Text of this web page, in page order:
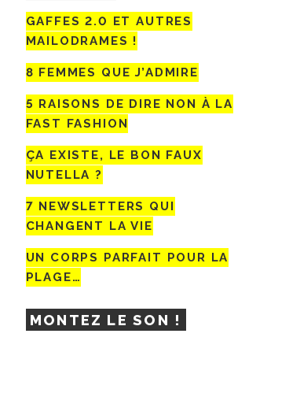
GAFFES 2.0 ET AUTRES
MAILODRAMES !
8 FEMMES QUE J’ADMIRE
5 RAISONS DE DIRE NON À LA
FAST FASHION
ÇA EXISTE, LE BON FAUX
NUTELLA ?
7 NEWSLETTERS QUI
CHANGENT LA VIE
UN CORPS PARFAIT POUR LA
PLAGE…
MONTEZ LE SON !